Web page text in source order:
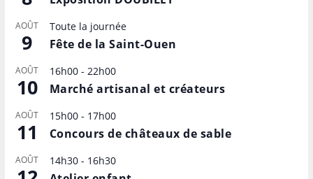
AOÛT
9
Toute la journée
Fête de la Saint-Ouen
AOÛT
10
16h00- 22h00
Marché artisanal et créateurs
AOÛT
11
15h00- 17h00
Concours de châteaux de sable
AOÛT 14h30- 16h30